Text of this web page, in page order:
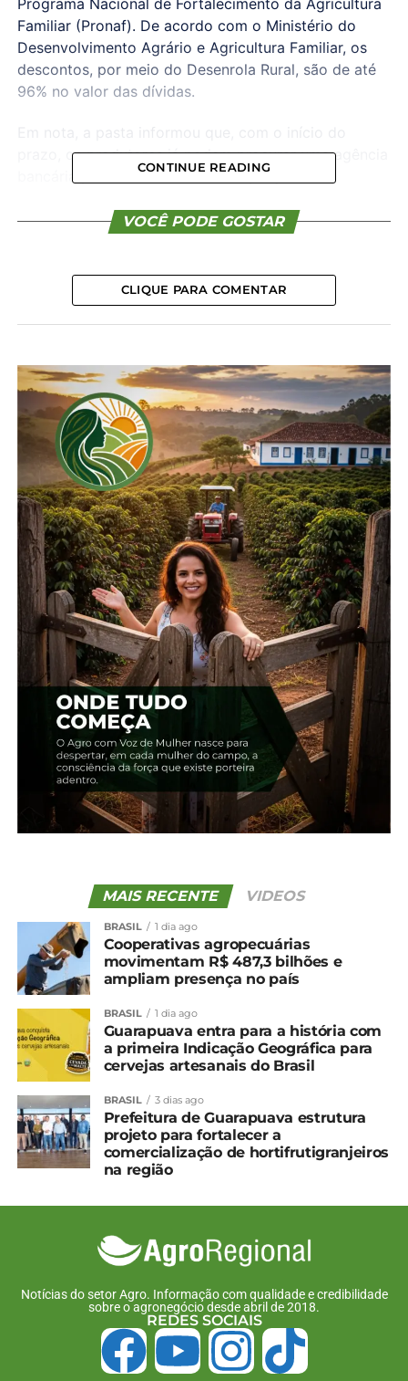
Familiar (Pronaf). De acordo com o Ministério do
Desenvolvimento Agrário e Agricultura Familiar, os
descontos, por meio do Desenrola Rural, são de até
96% no valor das dívidas.
prazo, os produtores já podem procurar uma agência
bancária para consultar sua situação junto a
débitos inscritos na Dívida Ativa da União têm até o
vai até 31 de dezembro.
O objetivo, segundo o ministério, é auxiliar um total
em atraso há mais de um ano – mais de 250 mil
apenas ao longo de 2025. A proposta é envolver,
sobretudo, inscritos na Dívida Ativa da União – por
esse motivo, a pasta destaca que não haverá prejuízo
para o Tesouro.
Como vai funcionar
– Quem estiver inscrito na Dívida Ativa da União pode
acessar, a partir de hoje, osite do Regularize com
seu CPF e selecionar “Consultar Dívida” para
selecionar suas opções de pagamento.
– Se a dívida for do Pronaf, ou outras adquiridas
junto aos bancos, o interessado deve procurar sua
instituição financeira para regularizar sua situação.
– Se a dívida for de Crédito de Instalação, o
interessado pode ir direto ao Incra para quitar os
débitos com desconto ou acessar a Sala da
Cidadania.
podem procurar sindicatos, associações e entidades
representativas para obter auxílio.
*Agência Brasil
Compartilhe isso:
Facebook 18+
Relacionado
Desenrola Rural pode
13 de fevereiro, 2025
2 de julho, 2025
Em "Brasil"
renegociar dívidas do
crédito rural até dia 31 de
19 de abril, 2024
CONTINUE READING
VOCÊ PODE GOSTAR
CLIQUE PARA COMENTAR
MAIS RECENTE VIDEOS
BRASIL 1 dia ago
Cooperativas agropecuárias
movimentam R$ 487,3 bilhões e
ampliam presença no país
BRASIL 1 dia ago
Guarapuava entra para a história com
a primeira Indicação Geográfica para
cervejas artesanais do Brasil
BRASIL 3 dias ago
Prefeitura de Guarapuava estrutura
projeto para fortalecer a
comercialização de hortifrutigranjeiros
na região
Notícias do setor Agro. Informação com qualidade e credibilidade
sobre o agronegócio desde abril de 2018.
REDES SOCIAIS